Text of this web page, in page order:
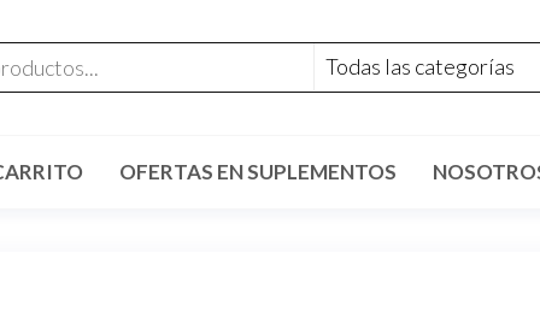
OFERTAS EN SUPLEMENTOS